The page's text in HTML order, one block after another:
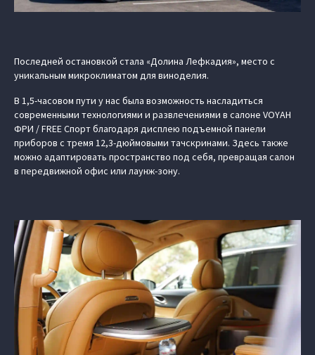
Последней остановкой стала «Долина Лефкадия», место с
уникальным микроклиматом для виноделия.
В 1,5-часовом пути у нас была возможность насладиться
современными технологиями и развлечениями в салоне VOYAH
ФРИ / FREE Спорт благодаря дисплею подъемной панели
приборов с тремя 12,3-дюймовыми тачскринами. Здесь также
можно адаптировать пространство под себя, превращая салон
в передвижной офис или лаунж-зону.